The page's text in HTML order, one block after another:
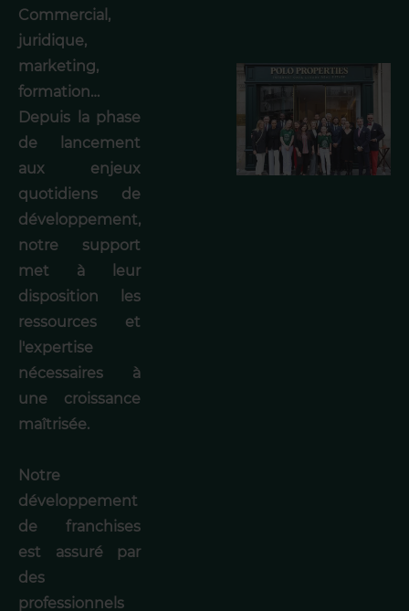
Commercial,
juridique,
marketing,
formation…
Depuis la phase
de lancement
aux enjeux
quotidiens de
développement,
notre support
met à leur
disposition les
ressources et
l'expertise
nécessaires à
une croissance
maîtrisée.
Notre
développement
de franchises
est assuré par
des
professionnels